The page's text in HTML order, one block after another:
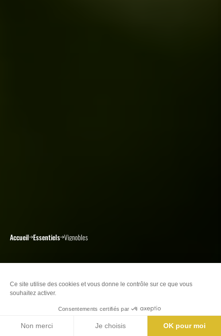
Nos offices de Tourisme Billetterie
Accueil Essentiels Vignobles
Vignobles